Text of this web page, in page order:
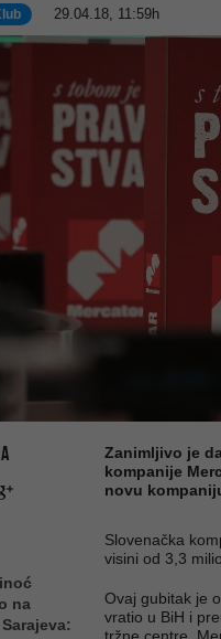
29.04.18, 11:59h
na
Zanimljivo je
kompanije
novu
Slovenačka
visini od 3,3
Ovaj gubitak je
vratio u BiH i